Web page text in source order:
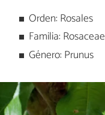
Orden: Rosales
Familia: Rosaceae
Género: Prunus